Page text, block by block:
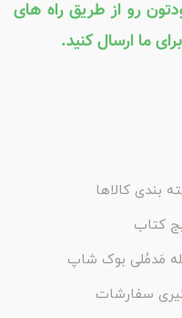
رو از طریق راه های
ما ارسال کنید.
بندی کالاها
کتاب
مَدمُلی بوک شاپ
سفارشات